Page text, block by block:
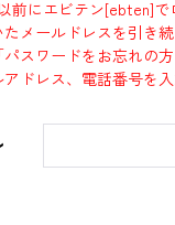
以前にエビテン[ebten]
メールドレスを引き
パスワードをお忘れの
アドレス、電話番号を